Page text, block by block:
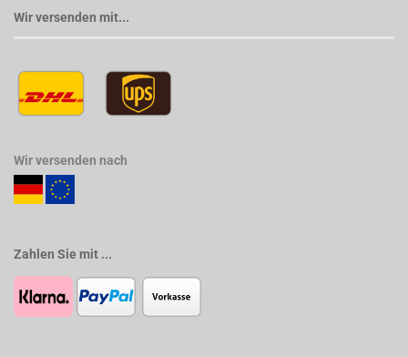
Wir versenden mit...
Wir versenden nach
Zahlen Sie mit ...